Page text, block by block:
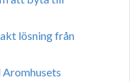
lösning från